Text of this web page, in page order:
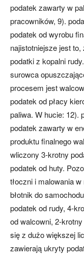
podatek zawarty w
pracowników, 9).
podatek od wyrobu
najistotniejsze jest
podatki z kopalni
surowca
procesem jest
podatek od płacy
paliwa. W hucie: 12).
podatek zawarty w
produktu finalnego
wliczony 3-krotny
podatek od huty.
tłoczni i malowania
błotnik do
podatek od rudy, 4-
od walcowni, 2-
się z dużo większej
zawierają ukryty